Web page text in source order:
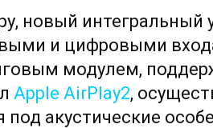
новый интегральный
и цифровыми
модулем,
Apple AirPlay2,
под акустические